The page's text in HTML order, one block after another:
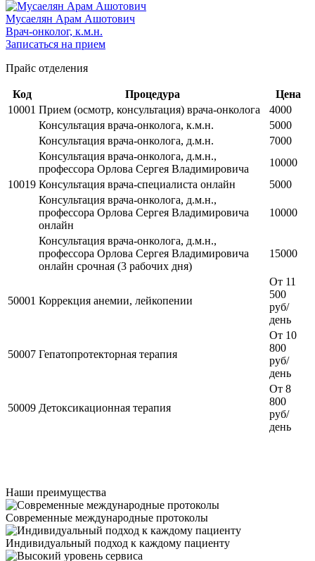
Мусаелян Арам Ашотович
Врач-онколог, к.м.н.
Записаться на прием
Прайс отделения
Код Процедура
Цена
10001 Прием (осмотр, консультация) врача-онколога
4000
Консультация врача-онколога, к.м.н.
5000
Консультация врача-онколога, д.м.н.
7000
Консультация врача-онколога, д.м.н.,
профессора Орлова Сергея Владимировича
10000
10019 Консультация врача-специалиста онлайн
5000
Консультация врача-онколога, д.м.н.,
профессора Орлова Сергея Владимировича
онлайн
10000
Консультация врача-онколога, д.м.н.,
профессора Орлова Сергея Владимировича
онлайн срочная (3 рабочих дня)
15000
50001 Коррекция анемии, лейкопении
От 11
500
руб/
день
50007 Гепатопротекторная терапия
От 10
800
руб/
день
50009 Детоксикационная терапия
От 8
800
руб/
день
Наши преимущества
Современные международные протоколы
Индивидуальный подход к каждому пациенту